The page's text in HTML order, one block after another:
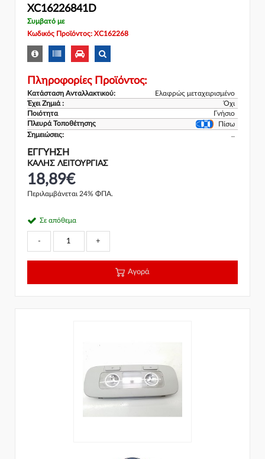
XC16226841D
Συμβατό με
Κωδικός Προϊόντος: XC162268
Πληροφορίες Προϊόντος:
Κατάσταση Ανταλλακτικού:
Ελαφρώς μεταχειρισμένο
Έχει Ζημιά :
Όχι
Ποιότητα
Γνήσιο
Πλευρά Τοποθέτησης
Πίσω
Σημειώσεις:
..
ΕΓΓΎΗΣΗ
ΚΑΛΗΣ ΛΕΙΤΟΥΡΓΙΑΣ
18,89€
Περιλαμβάνεται 24% ΦΠΑ.
Σε απόθεμα
- +
Αγορά